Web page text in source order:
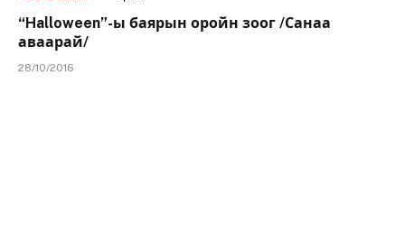
“Halloween”-ы баярын оройн зоог /Санаа
аваарай/
28/10/2016